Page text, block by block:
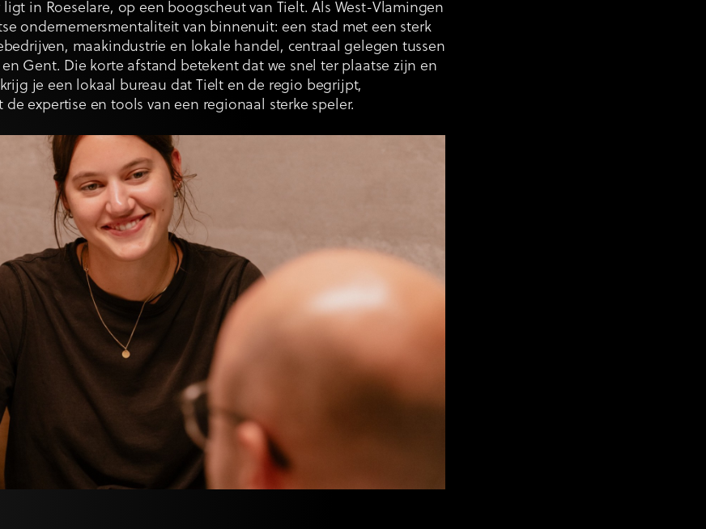
in Roeselare, op een boogscheut van Tielt. Als West-Vlamingen
ondernemersmentaliteit van binnenuit: een stad met een sterk
maakindustrie en lokale handel, centraal gelegen tussen
en Gent. Die korte afstand betekent dat we snel ter plaatse zijn en
je een lokaal bureau dat Tielt en de regio begrijpt,
expertise en tools van een regionaal sterke speler.